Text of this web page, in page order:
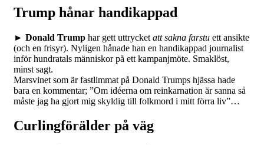
Trump hånar handikappad
► Donald Trump har gett uttrycket att sakna farstu ett ansikte
(och en frisyr). Nyligen hånade han en handikappad journalist
inför hundratals människor på ett kampanjmöte. Smaklöst,
minst sagt.
Marsvinet som är fastlimmat på Donald Trumps hjässa hade
bara en kommentar; ”Om idéerna om reinkarnation är sanna så
måste jag ha gjort mig skyldig till folkmord i mitt förra liv”…
Curlingförälder på väg